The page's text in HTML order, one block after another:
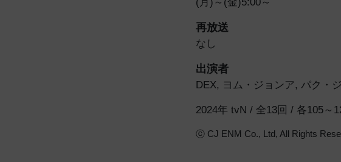
再放送
なし
出演者
DEX, ヨム・ジョンア, パク・
2024年 tvN / 全13回 / 各105～
ⓒ CJ ENM Co., Ltd, All Rights